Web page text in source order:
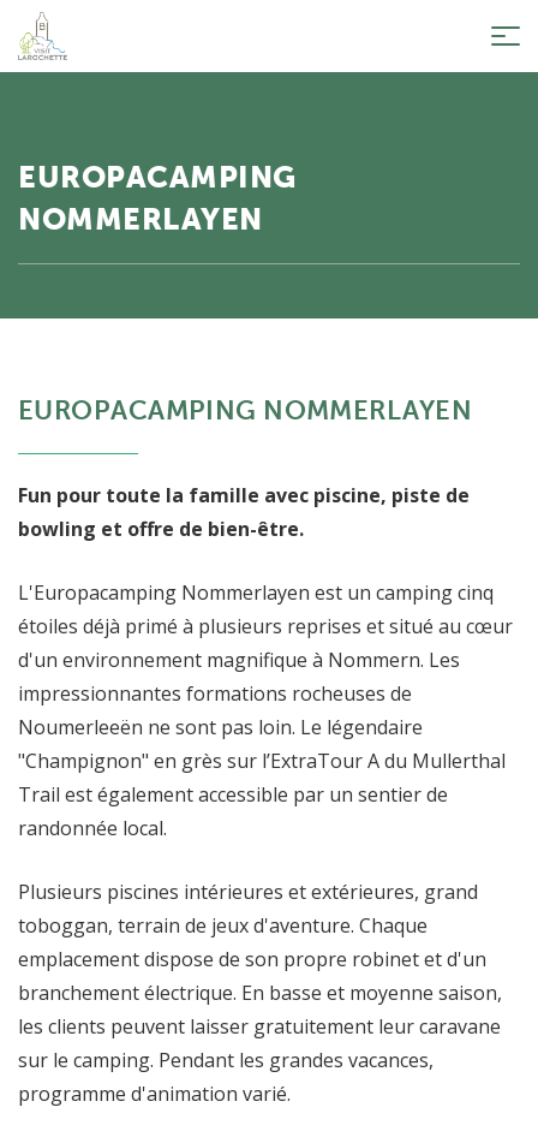
EUROPACAMPING
NOMMERLAYEN
EUROPACAMPING NOMMERLAYEN
Fun pour toute la famille avec piscine, piste de
bowling et offre de bien-être.
L'Europacamping Nommerlayen est un camping cinq
étoiles déjà primé à plusieurs reprises et situé au cœur
d'un environnement magnifique à Nommern. Les
impressionnantes formations rocheuses de
Noumerleeën ne sont pas loin. Le légendaire
"Champignon" en grès sur l’ExtraTour A du Mullerthal
Trail est également accessible par un sentier de
randonnée local.
Plusieurs piscines intérieures et extérieures, grand
toboggan, terrain de jeux d'aventure. Chaque
emplacement dispose de son propre robinet et d'un
branchement électrique. En basse et moyenne saison,
les clients peuvent laisser gratuitement leur caravane
sur le camping. Pendant les grandes vacances,
programme d'animation varié.